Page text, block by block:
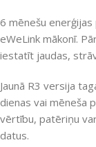
6 mēnešu
eWeLink mākonī.
iestatīt jaudas,
Jaunā R3 versija
dienas vai mēneša
vērtību, patēriņu
datus.